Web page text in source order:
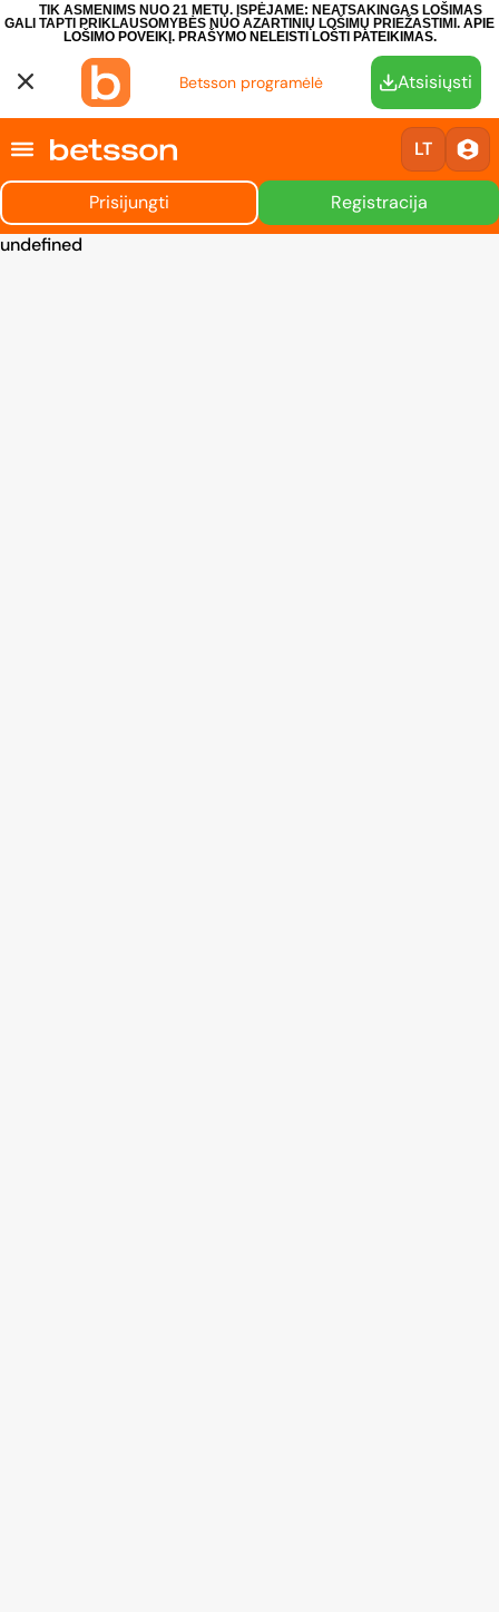
TIK ASMENIMS NUO 21 METŲ. ĮSPĖJAME: NEATSAKINGAS LOŠIMAS
GALI TAPTI PRIKLAUSOMYBĖS NUO AZARTINIŲ LOŠIMŲ PRIEŽASTIMI. APIE
LOŠIMO POVEIKĮ. PRAŠYMO NELEISTI LOŠTI PATEIKIMAS.
Betsson programėlė Atsisiųsti
LT
Prisijungti
Registracija
undefined